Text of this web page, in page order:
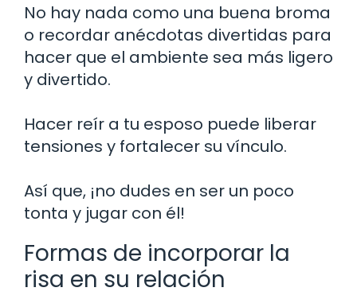
No hay nada como una buena broma
o recordar anécdotas divertidas para
hacer que el ambiente sea más ligero
y divertido.
Hacer reír a tu esposo puede liberar
tensiones y fortalecer su vínculo.
Así que, ¡no dudes en ser un poco
tonta y jugar con él!
Formas de incorporar la
risa en su relación